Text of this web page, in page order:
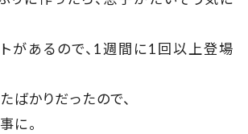
があるので、1週間に1回以上登場
ばかりだったので、
に。